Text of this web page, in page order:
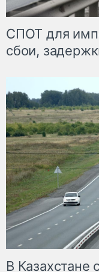
СПОТ для
сбои,
В Казахстане